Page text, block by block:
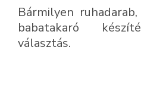
Bármilyen
babatakaró
választás.